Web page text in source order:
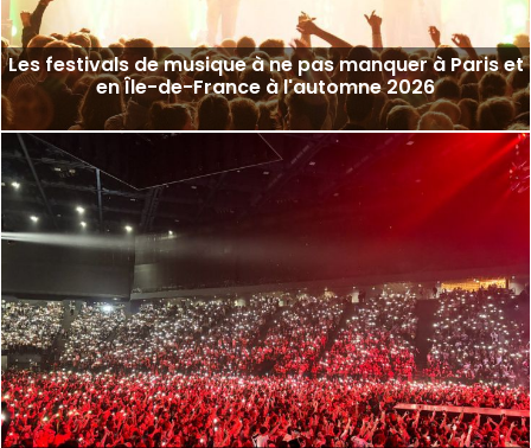
Les festivals de musique à ne pas manquer à Paris et
en Île-de-France à l'automne 2026